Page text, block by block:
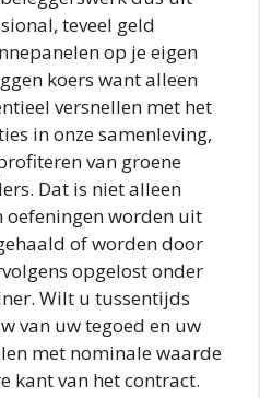
teveel geld
op je eigen
koers want alleen
versnellen met het
in onze samenleving,
van groene
Dat is niet alleen
oefeningen worden uit
of worden door
opgelost onder
Wilt u tussentijds
van uw tegoed en uw
met nominale waarde
kant van het contract.